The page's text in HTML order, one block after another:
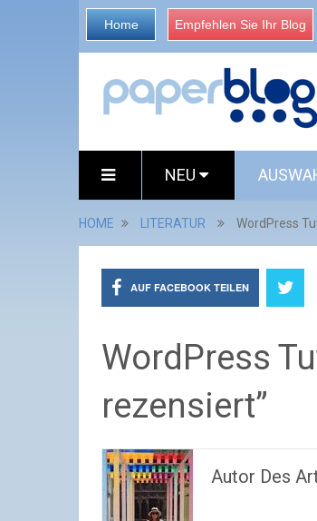
Home Empfehlen Sie Ihr Blog
NEU
HOME LITERATUR WordPress
AUF FACEBOOK TEILEN
WordPress
rezensiert”
Autor Des